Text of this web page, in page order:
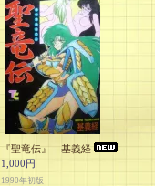
『聖竜伝』 基義経
1,000円
1990年初版